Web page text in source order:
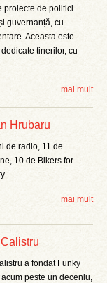
proiecte de politici
guvernanță, cu
Aceasta este
tinerilor, cu
mai mult
Hrubaru
de radio, 11 de
10 de Bikers for
mai mult
a fondat Funky
peste un deceniu,